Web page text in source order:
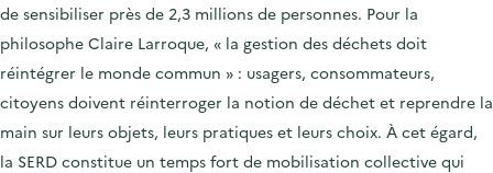
de sensibiliser près de 2,3 millions de personnes. Pour la
philosophe Claire Larroque, « la gestion des déchets doit
réintégrer le monde commun » : usagers, consommateurs,
citoyens doivent réinterroger la notion de déchet et reprendre la
main sur leurs objets, leurs pratiques et leurs choix. À cet égard,
la SERD constitue un temps fort de mobilisation collective qui